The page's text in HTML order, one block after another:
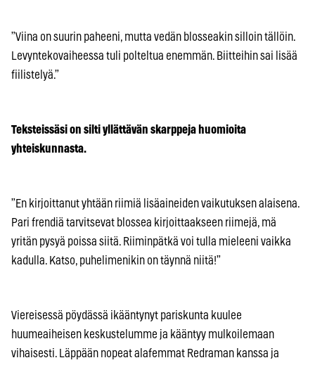
”Viina on suurin paheeni, mutta vedän blosseakin silloin tällöin.
Levyntekovaiheessa tuli polteltua enemmän. Biitteihin sai lisää
fiilistelyä.”
Teksteissäsi on silti yllättävän skarppeja huomioita
yhteiskunnasta.
”En kirjoittanut yhtään riimiä lisäaineiden vaikutuksen alaisena.
Pari frendiä tarvitsevat blossea kirjoittaakseen riimejä, mä
yritän pysyä poissa siitä. Riiminpätkä voi tulla mieleeni vaikka
kadulla. Katso, puhelimenikin on täynnä niitä!”
Viereisessä pöydässä ikääntynyt pariskunta kuulee
huumeaiheisen keskustelumme ja kääntyy mulkoilemaan
vihaisesti. Läppään nopeat alafemmat Redraman kanssa ja